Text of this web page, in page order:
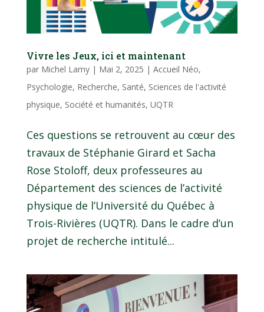
Vivre les Jeux, ici et maintenant
par Michel Lamy| Mai 2, 2025 | Accueil Néo,
Psychologie, Recherche, Santé, Sciences de l'activité
physique, Société et humanités, UQTR
Ces questions se retrouvent au cœur des
travaux de Stéphanie Girard et Sacha
Rose Stoloff, deux professeures au
Département des sciences de l’activité
physique de l’Université du Québec à
Trois-Rivières (UQTR). Dans le cadre d’un
projet de recherche intitulé...